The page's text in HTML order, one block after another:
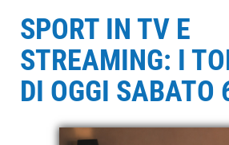
SPORT IN TV E
STREAMING: I
DI OGGI SABATO